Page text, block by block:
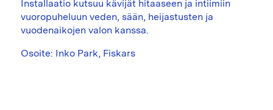
Installaatio kutsuu kävijät hitaaseen ja intiimiin
vuoropuheluun veden, sään, heijastusten ja
vuodenaikojen valon kanssa.
Osoite: Inko Park, Fiskars